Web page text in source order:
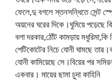
ফেলে,দু বগলে স্তনসন্ধিতে সেন্ট
অয়নের ঘরের দিকে।ঘুমিয়ে
বলা দরকার,ঠোঁট কামড়ায় মধুরিমা,কি
পেটিকোটের নিচে যোনী ঘামছে
যোনী কামিয়েছে সে।বিয়ের পর
একবার। মায়ের ছামা চুদা কাহিনি